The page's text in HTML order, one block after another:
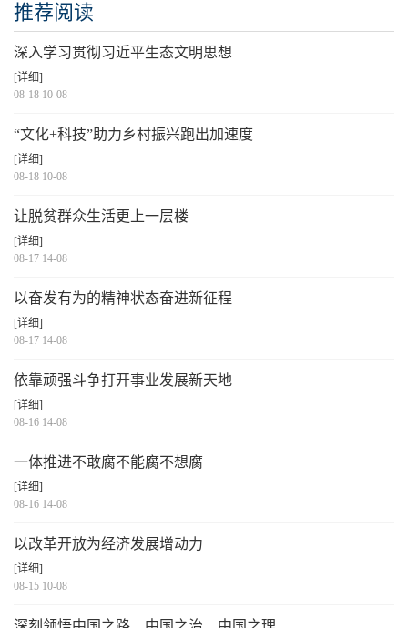
推荐阅读
深入学习贯彻习近平生态文明思想
[详细]
08-18 10-08
“文化+科技”助力乡村振兴跑出加速度
[详细]
08-18 10-08
让脱贫群众生活更上一层楼
[详细]
08-17 14-08
以奋发有为的精神状态奋进新征程
[详细]
08-17 14-08
依靠顽强斗争打开事业发展新天地
[详细]
08-16 14-08
一体推进不敢腐不能腐不想腐
[详细]
08-16 14-08
以改革开放为经济发展增动力
[详细]
08-15 10-08